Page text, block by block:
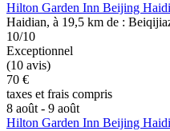
Hilton Garden Inn Beijing
Haidian, à 19,5 km de :
10/10
Exceptionnel
(10 avis)
70 €
taxes et frais compris
8 août - 9 août
Hilton Garden Inn Beijing